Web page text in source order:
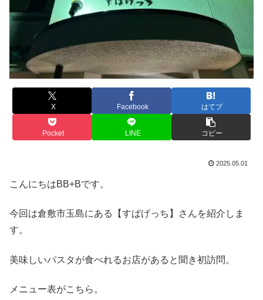
X Facebook はてブ
Pocket LINE コピー
2025.05.01
こんにちはBB+Bです。
今回は倉敷市玉島にある【すぱげっち】さんを紹介しま
す。
美味しいパスタが食べれるお店があると聞き初訪問。
メニュー表がこちら。